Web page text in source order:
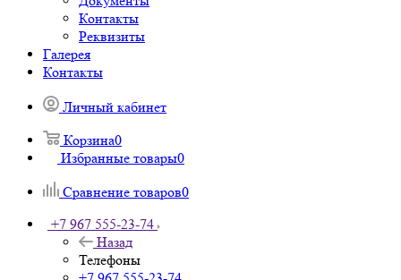
Контакты
Реквизиты
Галерея
Контакты
Личный кабинет
Корзина0
Избранные товары0
Сравнение товаров0
+7 967 555-23-74
Назад
Телефоны